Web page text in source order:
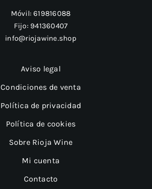
Móvil:619816088
Fijo: 941360407
info@riojawine.shop
Aviso legal
Condiciones de venta
Política de privacidad
Política de cookies
Sobre Rioja Wine
Mi cuenta
Contacto